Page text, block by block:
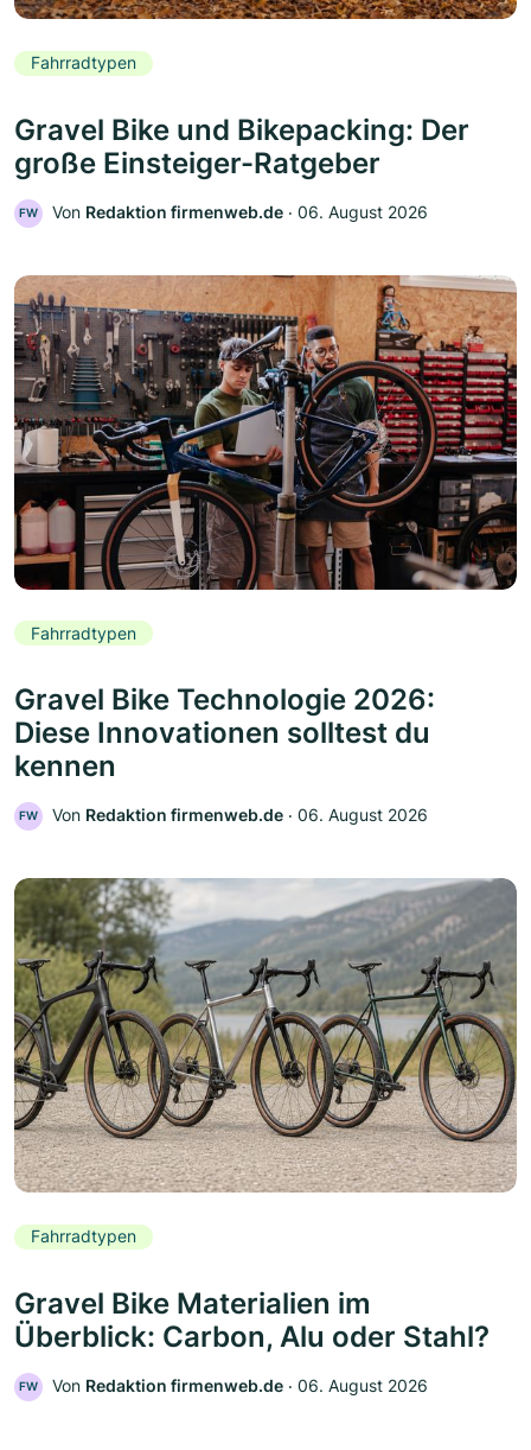
Fahrradtypen
Gravel Bike und Bikepacking: Der
große Einsteiger-Ratgeber
FW Von Redaktion firmenweb.de ‧ 06. August 2026
Fahrradtypen
Gravel Bike Technologie 2026:
Diese Innovationen solltest du
kennen
FW Von Redaktion firmenweb.de ‧ 06. August 2026
Fahrradtypen
Gravel Bike Materialien im
Überblick: Carbon, Alu oder Stahl?
FW Von Redaktion firmenweb.de ‧ 06. August 2026